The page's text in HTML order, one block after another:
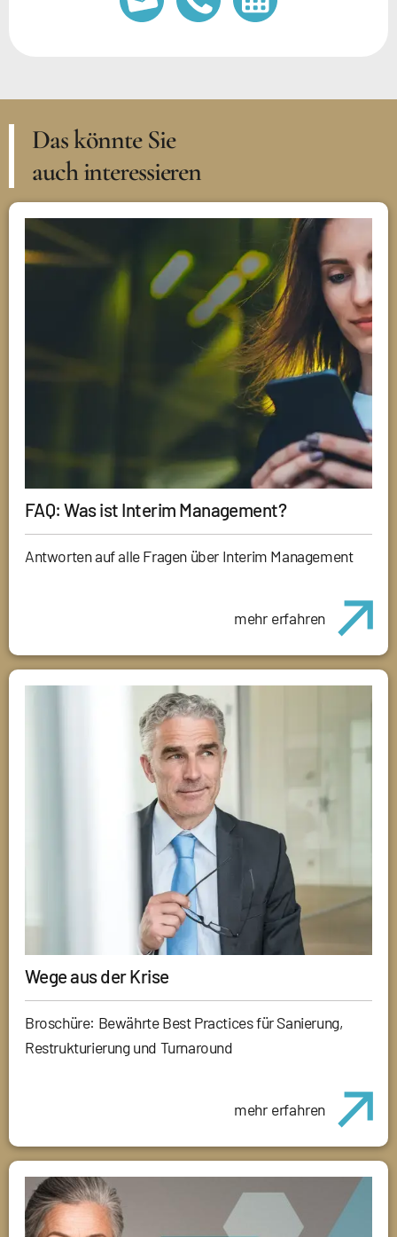
Das könnte Sie
auch interessieren
FAQ: Was ist Interim Management?
Antworten auf alle Fragen über Interim Management
mehr erfahren
Wege aus der Krise
Broschüre: Bewährte Best Practices für Sanierung,
Restrukturierung und Turnaround
mehr erfahren